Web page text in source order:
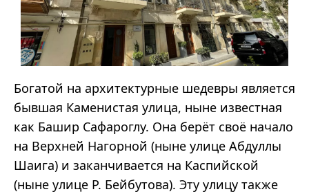
Богатой на архитектурные шедевры является
бывшая Каменистая улица, ныне известная
как Башир Сафароглу. Она берёт своё начало
на Верхней Нагорной (ныне улице Абдуллы
Шаига) и заканчивается на Каспийской
(ныне улице Р. Бейбутова). Эту улицу также